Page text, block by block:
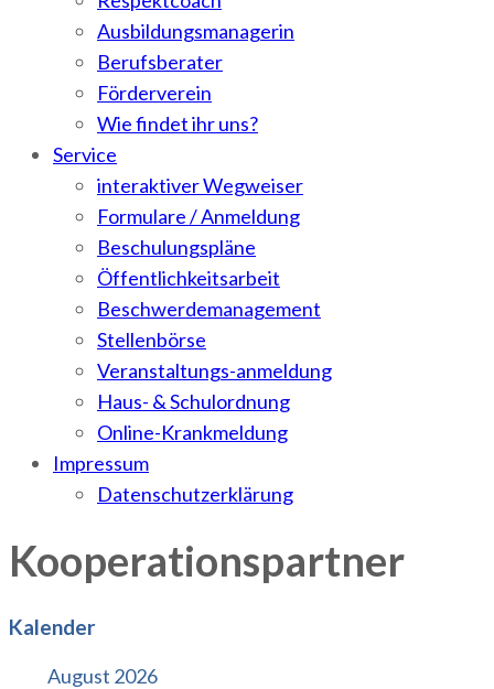
Ausbildungsmanagerin
Berufsberater
Förderverein
Wie findet ihr uns?
Service
interaktiver Wegweiser
Formulare / Anmeldung
Beschulungspläne
Öffentlichkeitsarbeit
Beschwerdemanagement
Stellenbörse
Veranstaltungs-anmeldung
Haus- & Schulordnung
Online-Krankmeldung
Impressum
Datenschutzerklärung
Kooperationspartner
Kalender
August 2026